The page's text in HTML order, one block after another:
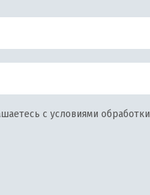
с условиями обработки